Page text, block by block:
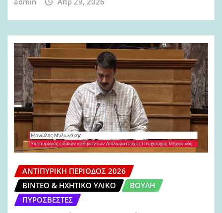
ΑΝΤΙΠΥΡΙΚΉ ΠΕΡΊΟΔΟΣ 2026
ΒΊΝΤΕΟ & ΗΧΗΤΙΚΌ ΥΛΙΚΌ
ΒΟΥΛΉ
ΠΥΡΟΣΒΈΣΤΕΣ